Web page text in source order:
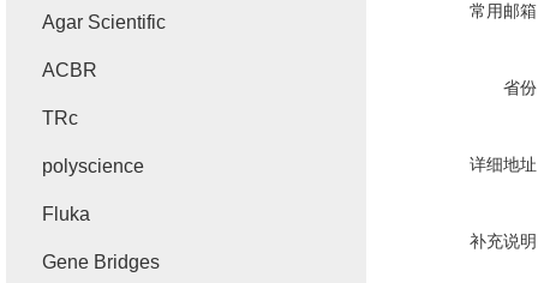
常用邮
省
详细地
补充说
Agar Scientific
ACBR
TRc
polyscience
Fluka
Gene Bridges